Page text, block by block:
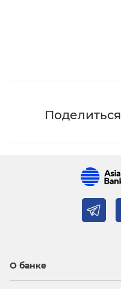
Поделиться
О банке